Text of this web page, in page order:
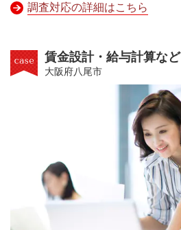
調査対応の詳細はこちら
賃金設計・給与計算など
大阪府八尾市